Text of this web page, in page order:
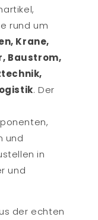
rund um
Krane,
Baustrom,
. Der
und
in
und
der echten